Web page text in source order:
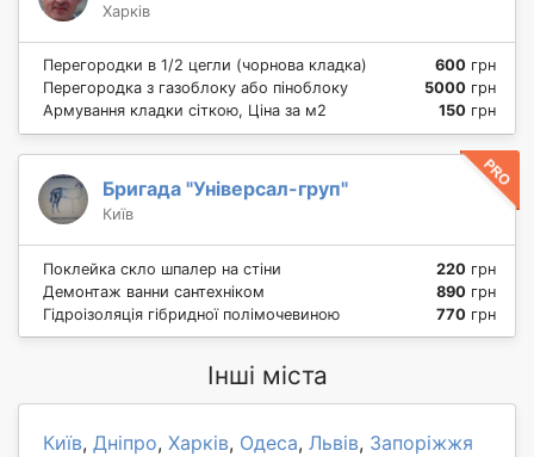
Харків
Перегородки в 1/2 цегли (чорнова кладка) 600 грн
Перегородка з газоблоку або піноблоку
5000 грн
Армування кладки сіткою, Ціна за м2
150 грн
Бригада "Універсал-груп"
Київ
Поклейка скло шпалер на стіни 220 грн
Демонтаж ванни сантехніком
890 грн
Гідроізоляція гібридної полімочевиною
770 грн
Інші міста
Київ, Дніпро, Харків, Одеса, Львів, Запоріжжя